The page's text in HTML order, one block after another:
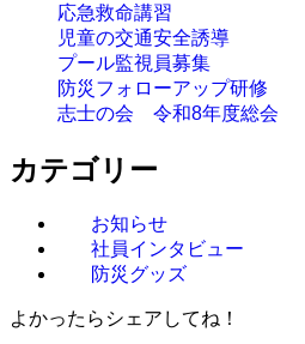
応急救命講習
児童の交通安全誘導
プール監視員募集
防災フォローアップ研修
志士の会 令和8年度総会
カテゴリー
お知らせ
社員インタビュー
防災グッズ
よかったらシェアしてね！